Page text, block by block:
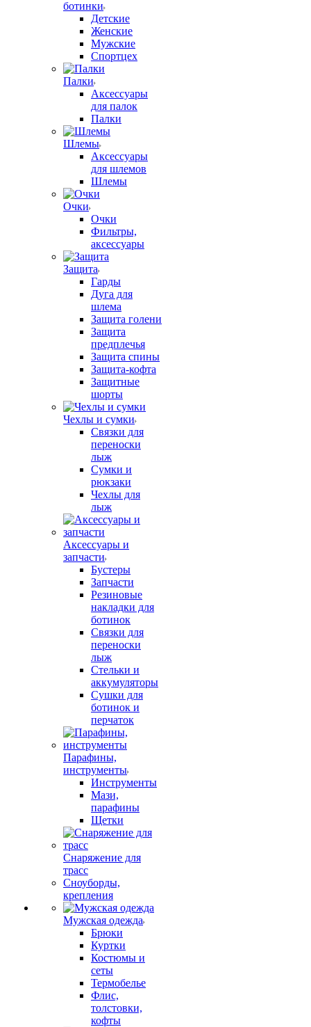
ботинки
Детские
Женские
Мужские
Спортцех
Палки
Аксессуары
для палок
Палки
Шлемы
Аксессуары
для шлемов
Шлемы
Очки
Очки
Фильтры,
аксессуары
Защита
Гарды
Дуга для
шлема
Защита голени
Защита
предплечья
Защита спины
Защита-кофта
Защитные
шорты
Чехлы и сумки
Связки для
переноски
лыж
Сумки и
рюкзаки
Чехлы для
лыж
Аксессуары и
запчасти
Бустеры
Запчасти
Резиновые
накладки для
ботинок
Связки для
переноски
лыж
Стельки и
аккумуляторы
Сушки для
ботинок и
перчаток
Парафины,
инструменты
Инструменты
Мази,
парафины
Щетки
Снаряжение для
трасс
Сноуборды,
крепления
Мужская одежда
Брюки
Куртки
Костюмы и
сеты
Термобелье
Флис,
толстовки,
кофты